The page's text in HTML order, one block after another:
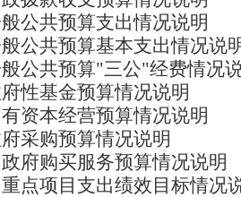
公共预算支出情况说明
公共预算基本支出情况说
公共预算"三公"经费情况
性基金预算情况说明
有资本经营预算情况说明
采购预算情况说明
政府购买服务预算情况说明
重点项目支出绩效目标情况